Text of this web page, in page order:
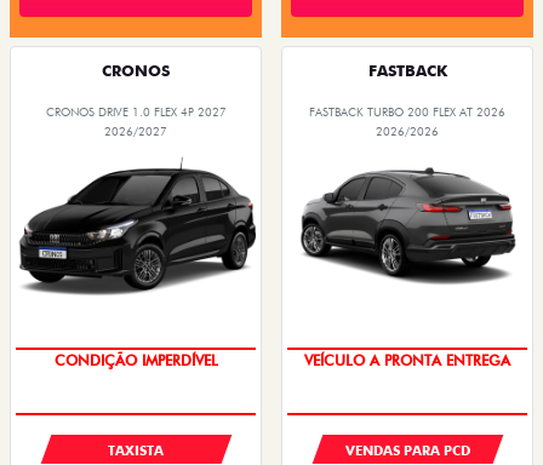
CRONOS
CRONOS DRIVE 1.0 FLEX 4P 2027
2026/2027
CONDIÇÃO IMPERDÍVEL
TAXISTA
FASTBACK
FASTBACK TURBO 200 FLEX AT 2026
2026/2026
VEÍCULO A PRONTA ENTREGA
VENDAS PARA PCD